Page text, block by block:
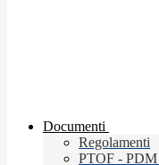
Documenti
Regolamenti
PTOF -